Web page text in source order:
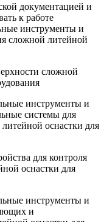
документацией и
к работе
инструменты и
сложной литейной
сложной
инструменты и
системы для
оснастки для
для контроля
оснастки для
инструменты и
и